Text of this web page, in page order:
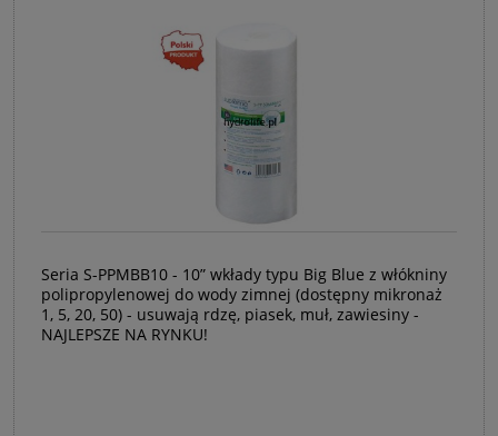
Seria S-PPMBB10 - 10” wkłady typu Big Blue z włókniny
polipropylenowej do wody zimnej (dostępny mikronaż
1, 5, 20, 50) - usuwają rdzę, piasek, muł, zawiesiny -
NAJLEPSZE NA RYNKU!